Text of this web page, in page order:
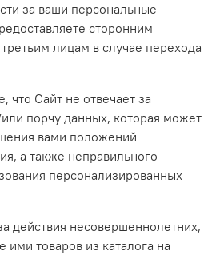
за ваши персональные
сторонним
лицам в случае перехода
что Сайт не отвечает за
порчу данных, которая может
вами положений
а также неправильного
персонализированных
действия несовершеннолетних,
ими товаров из каталога на